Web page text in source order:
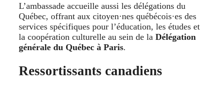
L’ambassade accueille aussi les délégations du
Québec, offrant aux citoyen·nes québécois·es des
services spécifiques pour l’éducation, les études et
la coopération culturelle au sein de la Délégation
générale du Québec à Paris.
Ressortissants canadiens